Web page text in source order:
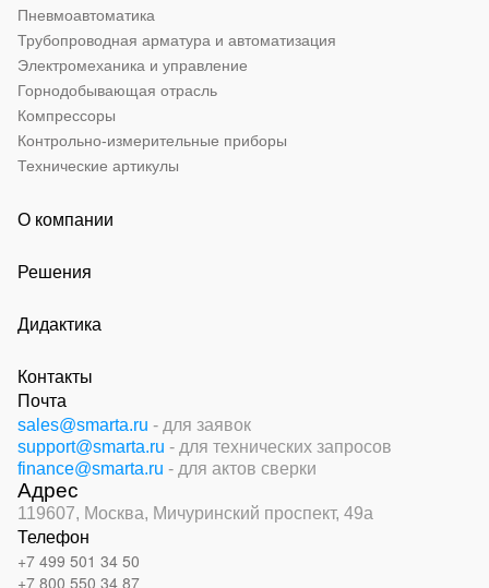
Пневмоавтоматика
Трубопроводная арматура и автоматизация
Электромеханика и управление
Горнодобывающая отрасль
Компрессоры
Контрольно-измерительные приборы
Технические артикулы
О компании
Решения
Дидактика
Контакты
Почта
sales@smarta.ru - для заявок
support@smarta.ru - для технических запросов
finance@smarta.ru - для актов сверки
Адрес
119607, Москва, Мичуринский проспект, 49а
Телефон
+7 499 501 34 50
+7 800 550 34 87